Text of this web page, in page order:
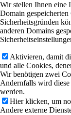
Wir stellen Ihnen eine
Domain
Sicherheitsgründen
anderen Domains
Aktivieren, damit
und alle Cookies,
Wir benötigen zwei
Andernfalls wird
werden.
Hier klicken, um
Andere externe